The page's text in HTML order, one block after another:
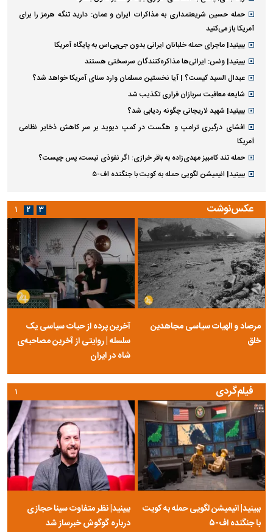
حمله حسین شریعتمداری به مذاکرات ایران و عمان: دارید تنگه هرمز را برای
آمریکا باز می‌کنید
ببینید| ماجرای حمله خلبانان ایرانی بدون جی‌پی‌اس به پایگاه آمریکا
ببینید| ونس: ایرانی‌ها مذاکره‌کنندگان سرسختی هستند
عبدال السید کیست؟ | آیا نخستین مسلمان وارد سنای آمریکا خواهد شد؟
شایعه معافیت سربازان فراری تکذیب شد
ببینید| شهید لاریجانی چگونه ردیابی شد؟
افشای درگیری ترامپ و هگست در کمپ دیوید بر سر کاهش ذخایر نظامی
آمریکا
حمله تند کامبیز مهدی‌زاده به باقر خرازی: اگر نفوذی نیست، پس چیست؟
ببینید| انیمیشن لگویی حمله به کویت با جنگنده اف-۵
عکس‌نوشت
مرصاد و الهیات سیاسی مجاهدین
خلق
آخرین پرده از حیات سیاسی یک
سلسله | روایتی از آخرین مصاحبه‌ی
شاه در ایران
۱ ۲ ۳
فیلم‌گردی
ببینید| انیمیشن لگویی حمله به کویت
با جنگنده اف-۵
ببینید| نظر متفاوت سینا حجازی
درباره گوگوش خبرساز شد
۱